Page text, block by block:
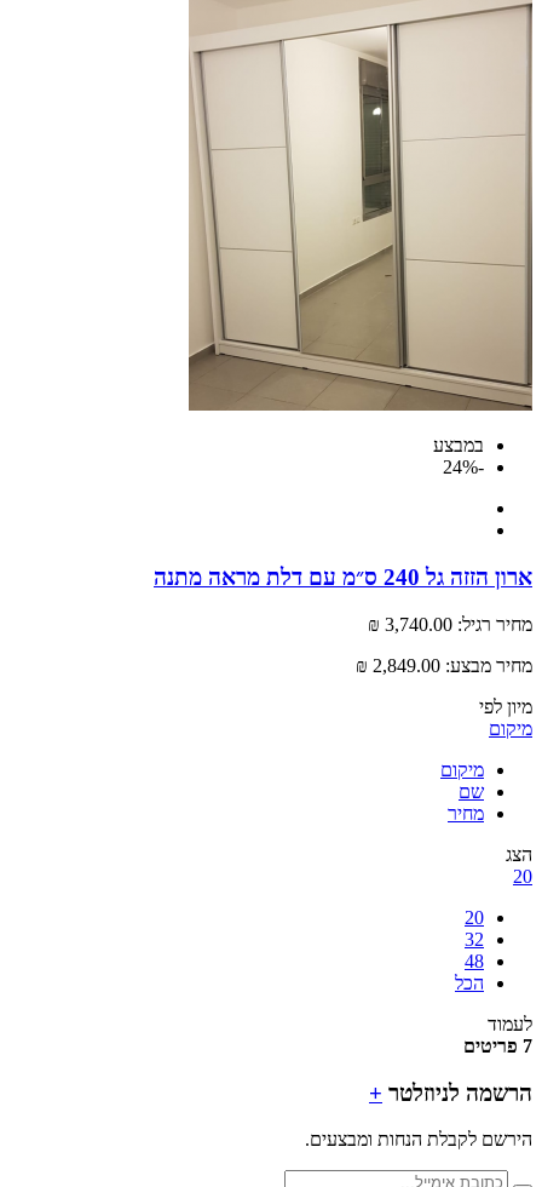
במבצע
240 ס״מ עם דלת מראה מתנה
רגיל: 3,740.00 ₪
מבצע: 2,849.00 ₪
מיקום
שם
מחיר
הכל
לניוזלטר+
לקבלת הנחות ומבצעים.